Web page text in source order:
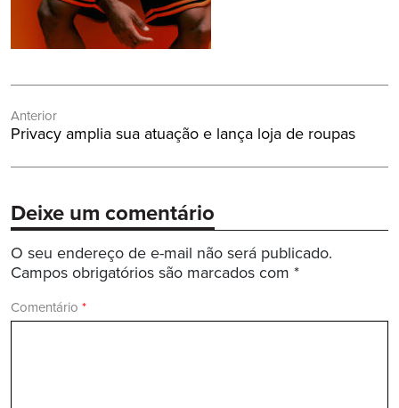
de
Anterior
Post
Privacy amplia sua atuação e lança loja de roupas
Deixe um comentário
O seu endereço de e-mail não será publicado.
Campos obrigatórios são marcados com *
Comentário *